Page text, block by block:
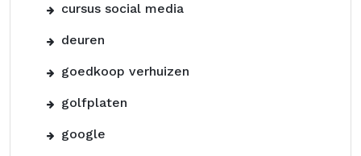
cursus social media
deuren
goedkoop verhuizen
golfplaten
google